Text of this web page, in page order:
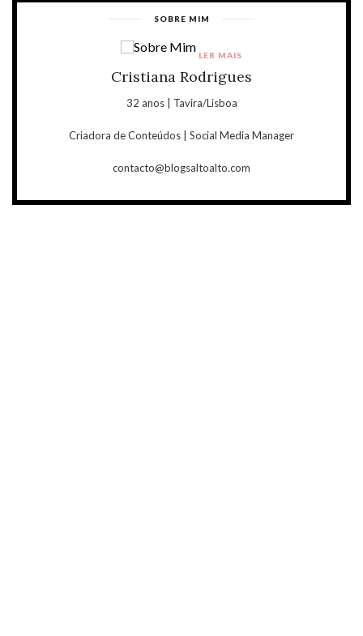
SOBRE MIM
Cristiana Rodrigues
32 anos | Tavira/Lisboa
Criadora de Conteúdos | Social Media Manager
contacto@blogsaltoalto.com
LER MAIS